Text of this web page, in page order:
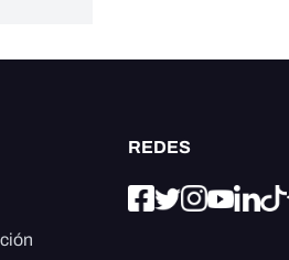
REDES